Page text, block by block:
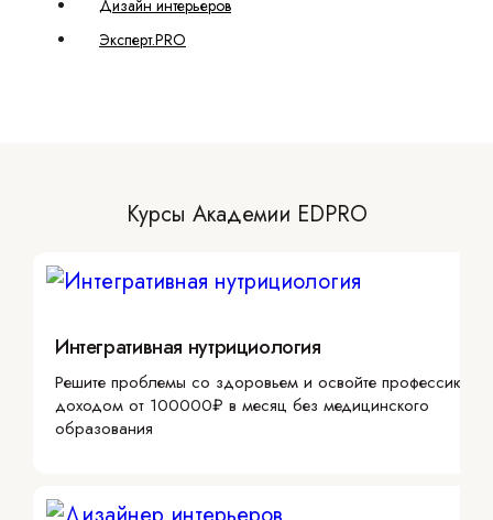
Дизайн интерьеров
Эксперт.PRO
Курсы Академии EDPRO
Интегративная нутрициология
Решите проблемы со здоровьем и освойте профессию с
доходом от 100000₽ в месяц без медицинского
образования